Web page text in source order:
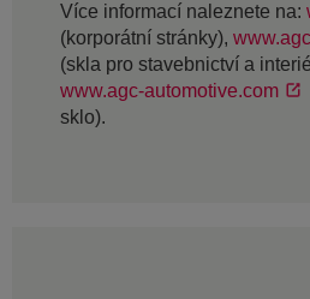
Více informací naleznete na:
(korporátní stránky),
(skla pro stavebnictví a
www.agc-automotive.com
sklo).